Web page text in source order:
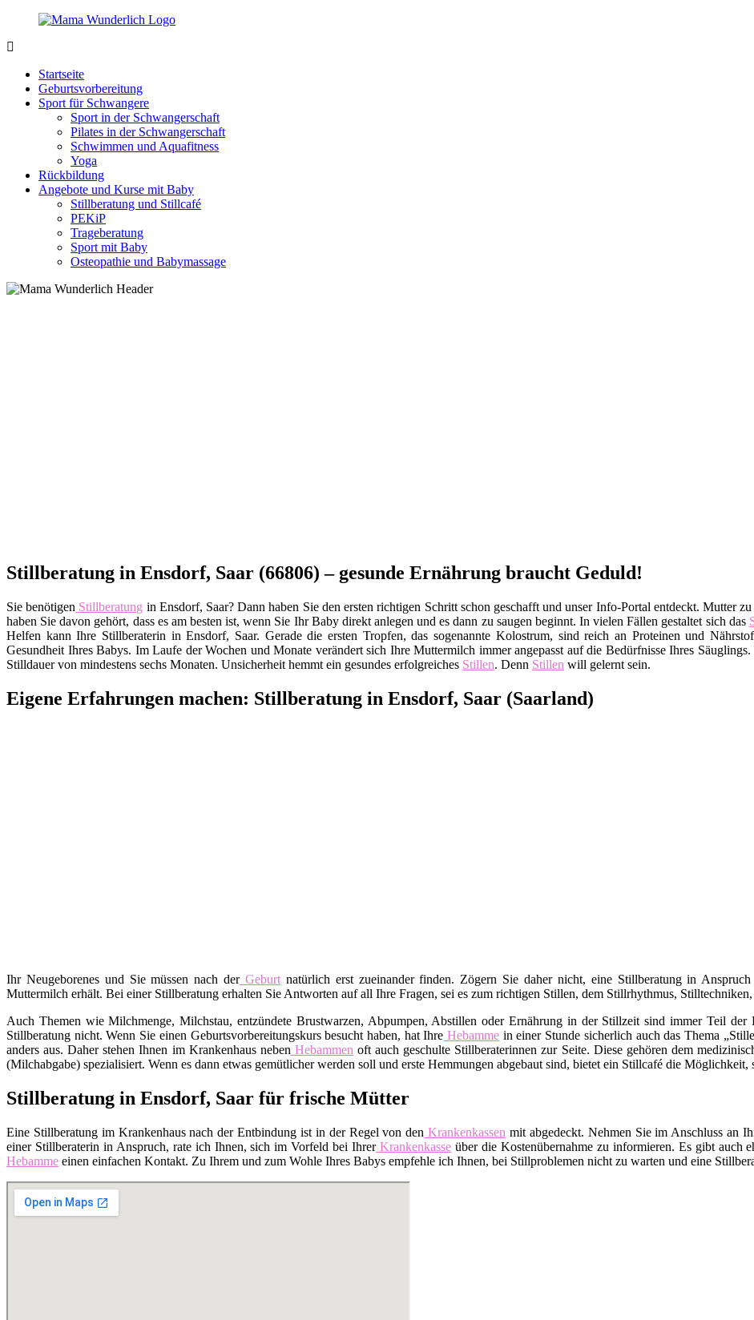
Zurück
Inhalt
sein
wunderbar!
Startseite
Geburtsvorbereitung
Sport für Schwangere
Sport in der Schwangerschaft
Pilates in der Schwangerschaft
Schwimmen und Aquafitness
Yoga
Rückbildung
Angebote und Kurse mit Baby
Stillberatung und Stillcafé
PEKiP
Trageberatung
Sport mit Baby
Osteopathie und Babymassage
Stillberatung in Ensdorf, Saar (66806) – gesunde Ernährung braucht Geduld!
Sie benötigen Stillberatung in Ensdorf, Saar? Dann haben Sie den ersten richtigen Schritt schon geschafft und unser Info-Portal entdeckt. Mutter
haben Sie davon gehört, dass es am besten ist, wenn Sie Ihr Baby direkt anlegen und es dann zu saugen beginnt. In vielen Fällen gestaltet sich das
Helfen kann Ihre Stillberaterin in Ensdorf, Saar. Gerade die ersten Tropfen, das sogenannte Kolostrum, sind reich an Proteinen und
Gesundheit Ihres Babys. Im Laufe der Wochen und Monate verändert sich Ihre Muttermilch immer angepasst auf die Bedürfnisse Ihres
Stilldauer von mindestens sechs Monaten. Unsicherheit hemmt ein gesundes erfolgreiches Stillen. Denn Stillen will gelernt sein.
Eigene Erfahrungen machen: Stillberatung in Ensdorf, Saar (Saarland)
Ihr Neugeborenes und Sie müssen nach derGeburt natürlich erst zueinander finden. Zögern Sie daher nicht, eine Stillberatung in
Muttermilch erhält. Bei einer Stillberatung erhalten Sie Antworten auf all Ihre Fragen, sei es zum richtigen Stillen, dem Stillrhythmus,
Auch Themen wie Milchmenge, Milchstau, entzündete Brustwarzen, Abpumpen, Abstillen oder Ernährung in der Stillzeit sind immer Teil der
Stillberatung nicht. Wenn Sie einen Geburtsvorbereitungskurs besucht haben, hat Ihre Hebamme in einer Stunde sicherlich auch das Thema
anders aus. Daher stehen Ihnen im Krankenhaus neben Hebammen oft auch geschulte Stillberaterinnen zur Seite. Diese gehören dem
(Milchabgabe) spezialisiert. Wenn es dann etwas gemütlicher werden soll und erste Hemmungen abgebaut sind, bietet ein Stillcafé die Möglichkeit,
Stillberatung in Ensdorf, Saar für frische Mütter
Eine Stillberatung im Krankenhaus nach der Entbindung ist in der Regel von den Krankenkassen mit abgedeckt. Nehmen Sie im Anschluss an
einer Stillberaterin in Anspruch, rate ich Ihnen, sich im Vorfeld bei IhrerKrankenkasse über die Kostenübernahme zu informieren. Es gibt auch
Hebamme einen einfachen Kontakt. Zu Ihrem und zum Wohle Ihres Babys empfehle ich Ihnen, bei Stillproblemen nicht zu warten und eine